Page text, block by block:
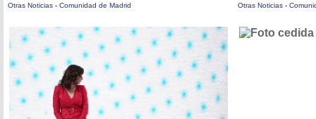
Otras Noticias - Comunidad de Madrid Otras Noticias -